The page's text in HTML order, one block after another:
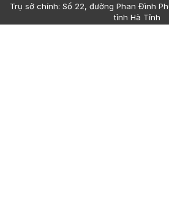
Trụ sở chính: Số 22, đường Phan Đình
tỉnh Hà Tĩnh